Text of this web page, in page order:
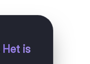
Het is